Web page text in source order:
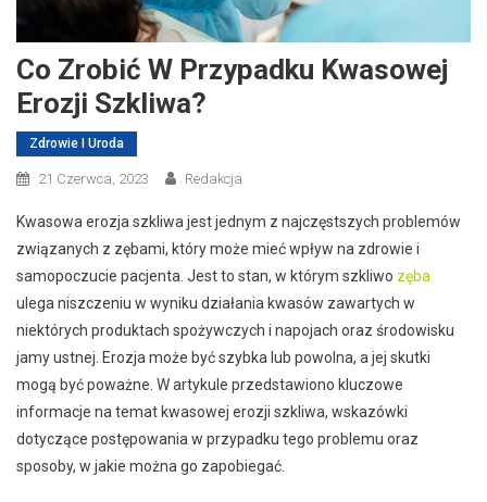
Co Zrobić W Przypadku Kwasowej
Erozji Szkliwa?
Zdrowie I Uroda
21 Czerwca, 2023 Redakcja
Kwasowa erozja szkliwa jest jednym z najczęstszych problemów
związanych z zębami, który może mieć wpływ na zdrowie i
samopoczucie pacjenta. Jest to stan, w którym szkliwo zęba
ulega niszczeniu w wyniku działania kwasów zawartych w
niektórych produktach spożywczych i napojach oraz środowisku
jamy ustnej. Erozja może być szybka lub powolna, a jej skutki
mogą być poważne. W artykule przedstawiono kluczowe
informacje na temat kwasowej erozji szkliwa, wskazówki
dotyczące postępowania w przypadku tego problemu oraz
sposoby, w jakie można go zapobiegać.